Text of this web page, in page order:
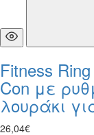
Fitness
Con με
λουράκι
26,04€